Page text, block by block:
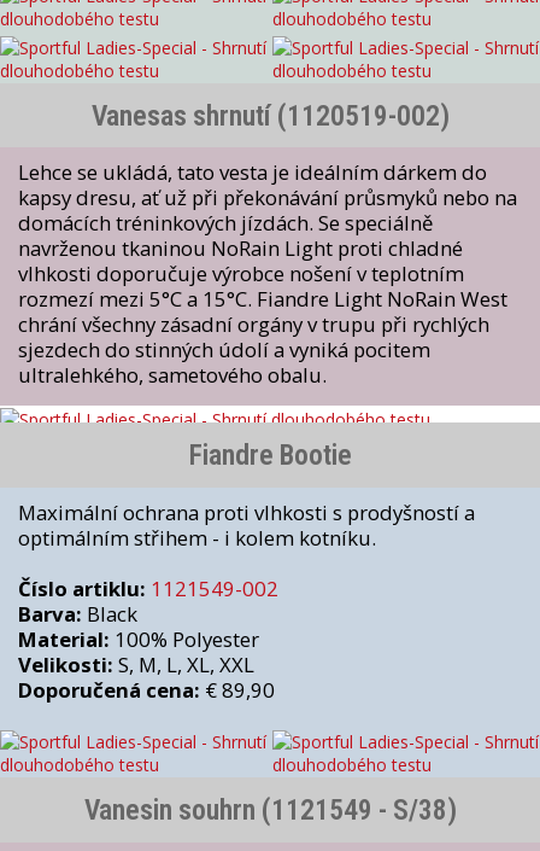
Vanesas shrnutí (1120519-002)
Lehce se ukládá, tato vesta je ideálním dárkem do
kapsy dresu, ať už při překonávání průsmyků nebo na
domácích tréninkových jízdách. Se speciálně
navrženou tkaninou NoRain Light proti chladné
vlhkosti doporučuje výrobce nošení v teplotním
rozmezí mezi 5°C a 15°C. Fiandre Light NoRain West
chrání všechny zásadní orgány v trupu při rychlých
sjezdech do stinných údolí a vyniká pocitem
ultralehkého, sametového obalu.
Fiandre Bootie
Maximální ochrana proti vlhkosti s prodyšností a
optimálním střihem - i kolem kotníku.
Číslo artiklu: 1121549-002
Barva: Black
Material: 100% Polyester
Velikosti: S, M, L, XL, XXL
Doporučená cena: € 89,90
Vanesin souhrn (1121549 - S/38)